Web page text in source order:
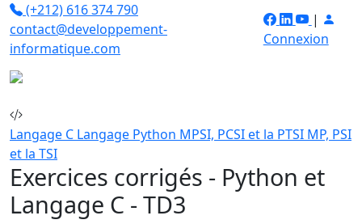
(+212) 616 374 790
contact@developpement-
informatique.com
|
Connexion
Langage C Langage Python MPSI, PCSI et la PTSI MP, PSI
et la TSI
Exercices corrigés - Python et
Langage C - TD3